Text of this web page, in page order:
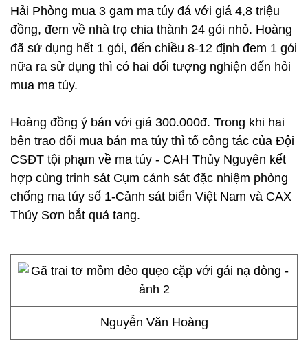
Hải Phòng mua 3 gam ma túy đá với giá 4,8 triệu
đồng, đem về nhà trọ chia thành 24 gói nhỏ. Hoàng
đã sử dụng hết 1 gói, đến chiều 8-12 định đem 1 gói
nữa ra sử dụng thì có hai đối tượng nghiện đến hỏi
mua ma túy.
Hoàng đồng ý bán với giá 300.000đ. Trong khi hai
bên trao đổi mua bán ma túy thì tổ công tác của Đội
CSĐT tội phạm về ma túy - CAH Thủy Nguyên kết
hợp cùng trinh sát Cụm cảnh sát đặc nhiệm phòng
chống ma túy số 1-Cảnh sát biển Việt Nam và CAX
Thủy Sơn bắt quả tang.
Nguyễn Văn Hoàng